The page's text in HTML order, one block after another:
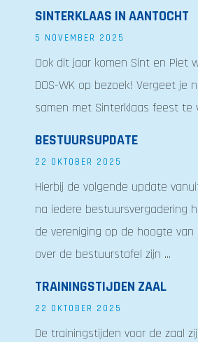
SINTERKLAAS IN AANTOCHT
5 NOVEMBER 2025
Ook dit jaar komen Sint en Piet
DOS-WK op bezoek! Vergeet je
samen met Sinterklaas feest te
BESTUURSUPDATE
22 OKTOBER 2025
Hierbij de volgende update
na iedere bestuursvergadering
de vereniging op de hoogte van
over de bestuurstafel zijn ...
TRAININGSTIJDEN ZAAL
22 OKTOBER 2025
De trainingstijden voor de zaal